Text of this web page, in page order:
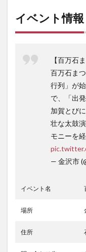
イベント情報
【百万石
百万石ま
行列」が
で、「出
加賀とび
壮な太鼓
モニーを
— 金沢市
イベント名
場所
住所